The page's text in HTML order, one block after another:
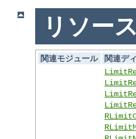
リソー
関連モジュール
関連デ